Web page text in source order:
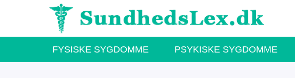
indhold
FYSISKE SYGDOMME PSYKISKE SYGDOMME